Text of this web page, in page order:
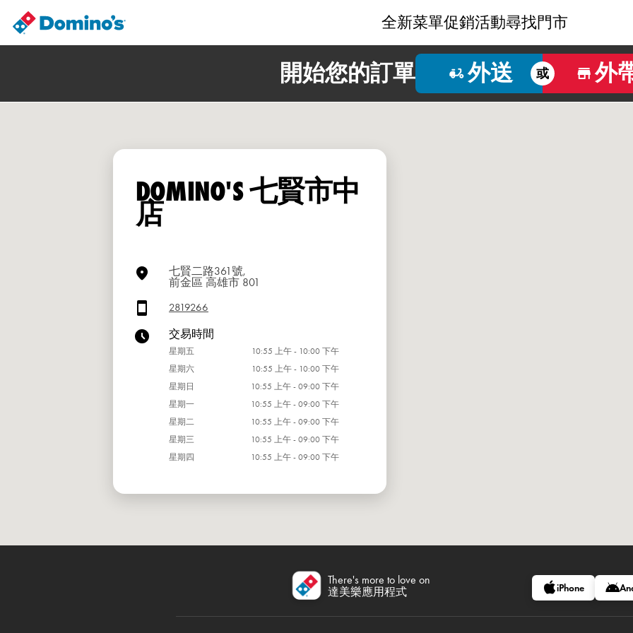
全新菜單促銷活動尋找門市
開始您的訂單 外送 或 外
DOMINO'S 七賢市中
店
七賢二路361號,
前金區 高雄市 801
2819266
交易時間
星期五
10:55 上午 - 10:00 下午
星期六
10:55 上午 - 10:00 下午
星期日
10:55 上午 - 09:00 下午
星期一
10:55 上午 - 09:00 下午
星期二
10:55 上午 - 09:00 下午
星期三
10:55 上午 - 09:00 下午
星期四
10:55 上午 - 09:00 下午
There's more to love on
達美樂應用程式
iPhone